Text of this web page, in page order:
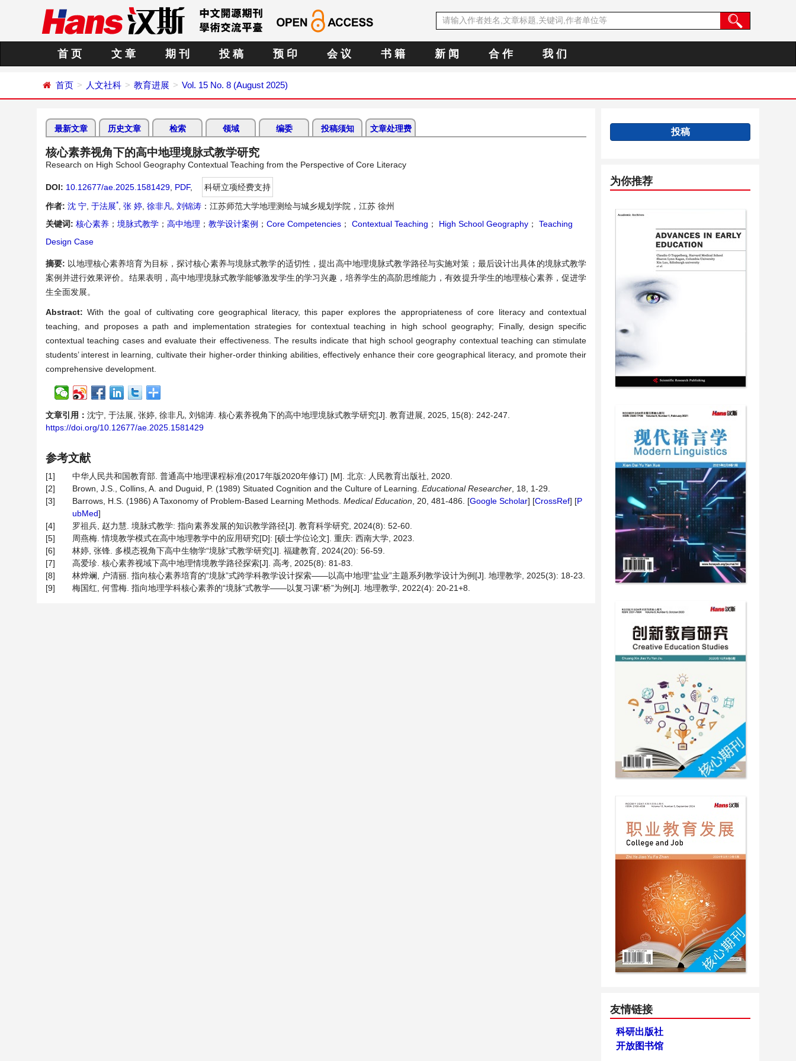
首 页 文 章 期 刊 投 稿 预 印 会 议 书 籍 新 闻 合 作 我 们
首页 人文社科 教育进展 Vol. 15 No. 8 (August 2025)
最新文章 历史文章 检索 领域 编委 投稿须知 文章处理费
核心素养视角下的高中地理境脉式教学研究
Research on High School Geography Contextual Teaching from the Perspective of Core Literacy
DOI: 10.12677/ae.2025.1581429 PDF,
科研立项经费支持
作者: 沈 宁 于法展* 张 婷 徐非凡 刘锦涛 ：江苏师范大学地理测绘与城乡规划学院，江苏 徐州
关键词: 核心素养 ； 境脉式教学 ； 高中地理 ； 教学设计案例 ； Core Competencies ； Contextual Teaching ； High School Geography ；
Teaching
Design Case
摘要: 以地理核心素养培育为目标，探讨核心素养与境脉式教学的适切性，提出高中地理境脉式教学路径与实施对策；最后设计出具体的境脉式教学
案例并进行效果评价。结果表明，高中地理境脉式教学能够激发学生的学习兴趣，培养学生的高阶思维能力，有效提升学生的地理核心素养，促进学
生全面发展。
Abstract:With the goal of cultivating core geographical literacy, this paper explores the appropriateness of core literacy and contextual
teaching, and proposes a path and implementation strategies for contextual teaching in high school geography; Finally, design specific
contextual teaching cases and evaluate their effectiveness. The results indicate that high school geography contextual teaching can stimulate
students’ interest in learning, cultivate their higher-order thinking abilities, effectively enhance their core geographical literacy, and promote their
comprehensive development.
文章引用： 沈宁, 于法展, 张婷, 徐非凡, 刘锦涛. 核心素养视角下的高中地理境脉式教学研究[J]. 教育进展, 2025, 15(8): 242-247.
https://doi.org/10.12677/ae.2025.1581429
参考文献
[1]
中华人民共和国教育部. 普通高中地理课程标准(2017年版2020年修订) [M]. 北京: 人民教育出版社, 2020.
[2]
Brown, J.S., Collins, A. and Duguid, P. (1989) Situated Cognition and the Culture of Learning. Educational Researcher , 18, 1-29.
[3]
Barrows, H.S. (1986) A Taxonomy of Problem-Based Learning Methods. Medical Education , 20, 481-486. [Google Scholar] [CrossRef] [P
ubMed]
[4]
罗祖兵, 赵力慧. 境脉式教学: 指向素养发展的知识教学路径[J]. 教育科学研究, 2024(8): 52-60.
[5]
周燕梅. 情境教学模式在高中地理教学中的应用研究[D]: [硕士学位论文]. 重庆: 西南大学, 2023.
[6]
林婷, 张锋. 多模态视角下高中生物学“境脉”式教学研究[J]. 福建教育, 2024(20): 56-59.
[7]
高爱珍. 核心素养视域下高中地理情境教学路径探索[J]. 高考, 2025(8): 81-83.
[8]
林烨斓, 户清丽. 指向核心素养培育的“境脉”式跨学科教学设计探索——以高中地理“盐业”主题系列教学设计为例[J]. 地理教学, 2025(3): 18-23.
[9]
梅国红, 何雪梅. 指向地理学科核心素养的“境脉”式教学——以复习课“桥”为例[J]. 地理教学, 2022(4): 20-21+8.
投稿
为你推荐
友情链接
科研出版社
开放图书馆